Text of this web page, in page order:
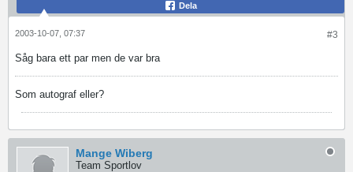
Dela
#3
2003-10-07, 07:37
Såg bara ett par men de var bra
Som autograf eller?
Mange Wiberg
Team Sportlov